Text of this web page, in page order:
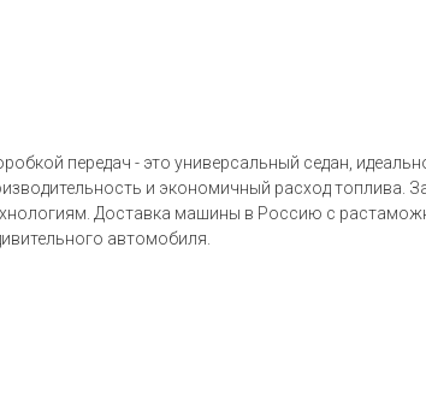
передач - это универсальный седан,
и экономичный расход топлива.
Доставка машины в Россию с
автомобиля.